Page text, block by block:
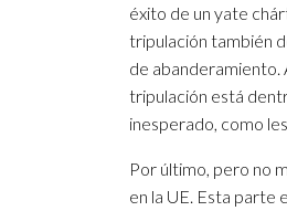
éxito de un yate
tripulación también
de abanderamiento.
tripulación está
inesperado, como
Por último, pero no
en la UE. Esta parte